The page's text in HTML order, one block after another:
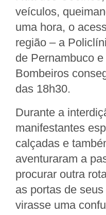
veículos,
uma hora, o
região – a
de Pernambuco
Bombeiros
das 18h30.
Durante a
manifestantes
calçadas e
aventuraram a
procurar outra
as portas de
virasse uma